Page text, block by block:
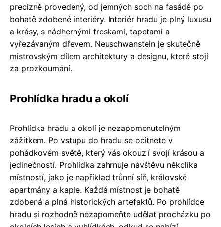
precizně provedený, od jemných soch na fasádě po
bohatě zdobené interiéry. Interiér hradu je plný luxusu
a krásy, s nádhernými freskami, tapetami a
vyřezávaným dřevem. Neuschwanstein je skutečně
mistrovským dílem architektury a designu, které stojí
za prozkoumání.
Prohlídka hradu a okolí
Prohlídka hradu a okolí je nezapomenutelným
zážitkem. Po vstupu do hradu se ocitnete v
pohádkovém světě, který vás okouzlí svojí krásou a
jedinečností. Prohlídka zahrnuje návštěvu několika
místností, jako je například trůnní síň, královské
apartmány a kaple. Každá místnost je bohatě
zdobená a plná historických artefaktů. Po prohlídce
hradu si rozhodně nezapomeňte udělat procházku po